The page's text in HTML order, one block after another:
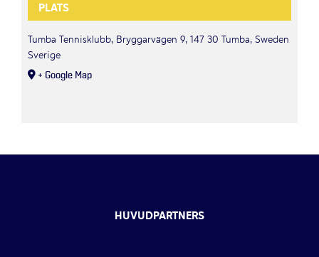
PLATS
Tumba Tennisklubb, Bryggarvägen 9, 147 30 Tumba, Sweden
Sverige
+ Google Map
HUVUDPARTNERS